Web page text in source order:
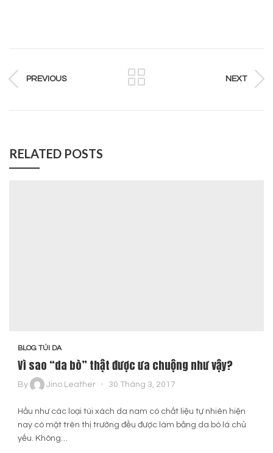
PREVIOUS NEXT
RELATED POSTS
BLOG TÚI DA
Vì sao “da bò” thật được ưa chuộng như vậy?
By Jino Leather 30 Tháng 3, 2017
Hầu như các loại túi xách da nam có chất liệu tự nhiên hiện
nay có mặt trên thị trường đều được làm bằng da bò là chủ
yếu. Không…